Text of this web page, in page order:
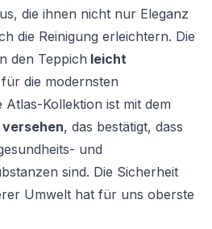
die ihnen nicht nur Eleganz
die Reinigung erleichtern. Die
den Teppich leicht
die modernsten
Atlas-Kollektion ist mit dem
, das bestätigt, dass
und
sind. Die Sicherheit
Umwelt hat für uns oberste